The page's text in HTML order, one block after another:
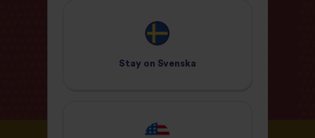
Tildasblogg
Stay on Svenska